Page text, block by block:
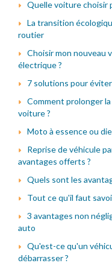
Quelle voiture choisir
La transition
routier
Choisir mon nouveau
électrique ?
7 solutions pour
Comment prolonger
voiture ?
Moto à essence ou
Reprise de véhicule
avantages offerts ?
Quels sont les
Tout ce qu'il faut
3 avantages non
auto
Qu'est-ce qu'un
débarrasser ?